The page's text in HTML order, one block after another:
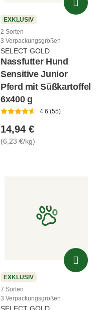
EXKLUSIV
2 Sorten
3 Verpackungsgrößen
SELECT GOLD
Nassfutter Hund
Sensitive Junior
Pferd mit Süßkartoffel
6x400 g
4.6 (55)
14,94 €
(6,23 €/kg)
EXKLUSIV
7 Sorten
3 Verpackungsgrößen
SELECT GOLD